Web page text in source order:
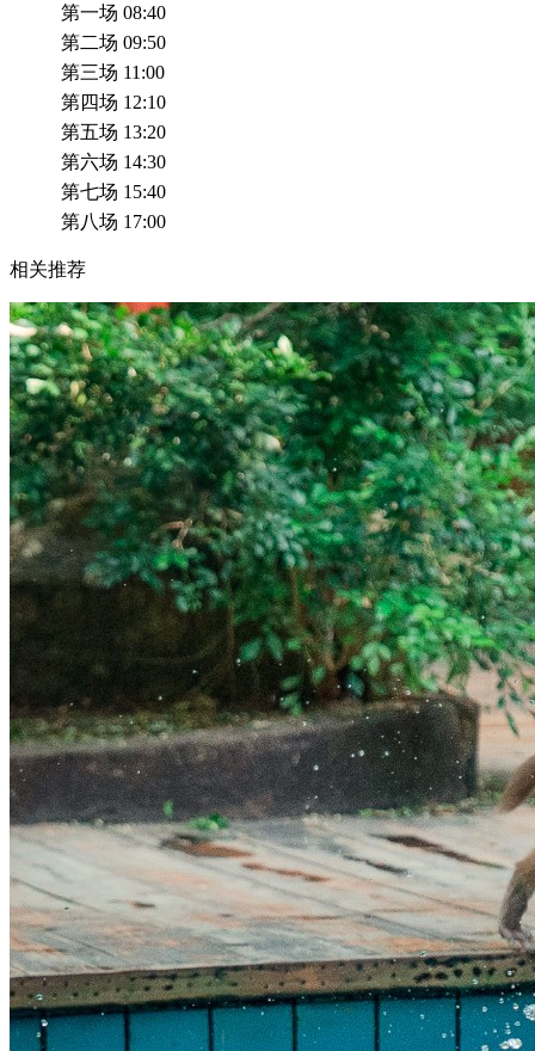
第一场 08:40
第二场 09:50
第三场 11:00
第四场 12:10
第五场 13:20
第六场 14:30
第七场 15:40
第八场 17:00
相关推荐